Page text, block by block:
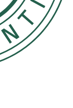
lager: 100%